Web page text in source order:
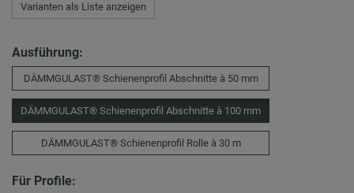
Varianten als Liste anzeigen
Ausführung:
DÄMMGULAST® Schienenprofil Abschnitte à 50 mm
DÄMMGULAST® Schienenprofil Abschnitte à 100 mm
DÄMMGULAST® Schienenprofil Rolle à 30 m
Für Profile: